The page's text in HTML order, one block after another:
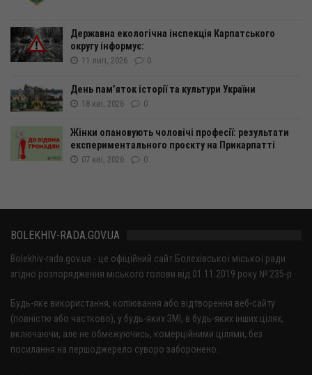
Державна екологічна інспекція Карпатського
округу інформує:
11 лип, 2026 0
День пам’яток історії та культури України
18 кві, 2026 0
Жінки опановують чоловічі професії: результати
експериментального проєкту на Прикарпатті
07 кві, 2026 0
BOLEKHIV-RADA.GOV.UA
Bolekhiv-rada.gov.ua - це офіційний сайт Болехівської міської ради
згідно розпорядження міського голови від 01.11.2019 року № 235-р
Будь-яке використання, копіювання або відтворення веб-сайту
(повністю або частково), у будь-яких ЗМІ, в будь-яких інших цілях,
включаючи, але не обмежуючись, комерційними цілями, без
посилання на першоджерело суворо заборонено.